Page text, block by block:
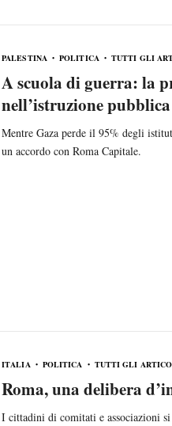
PALESTINA POLITICA TUTTI GLI
A scuola di guerra: la
nell’istruzione pubblica
Mentre Gaza perde il 95% degli
un accordo con Roma Capitale.
ITALIA POLITICA TUTTI GLI
Roma, una delibera
I cittadini di comitati e associazioni